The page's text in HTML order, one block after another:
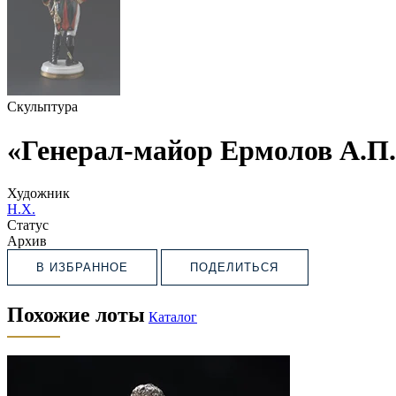
Скульптура
«Генерал-майор Ермолов
Художник
Н.Х.
Статус
Архив
В ИЗБРАННОЕ ПОДЕЛИТЬСЯ
Похожие лоты Каталог